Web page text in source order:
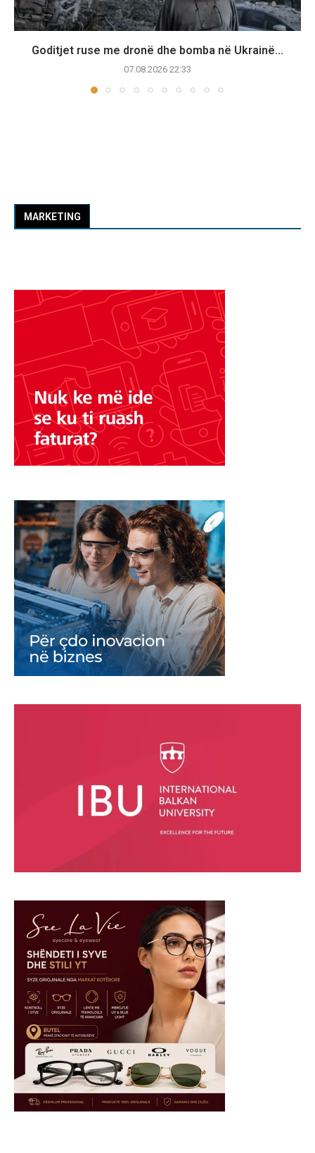
Goditjet ruse me dronë dhe bomba në Ukrainë...
07.08.2026 22:33
MARKETING